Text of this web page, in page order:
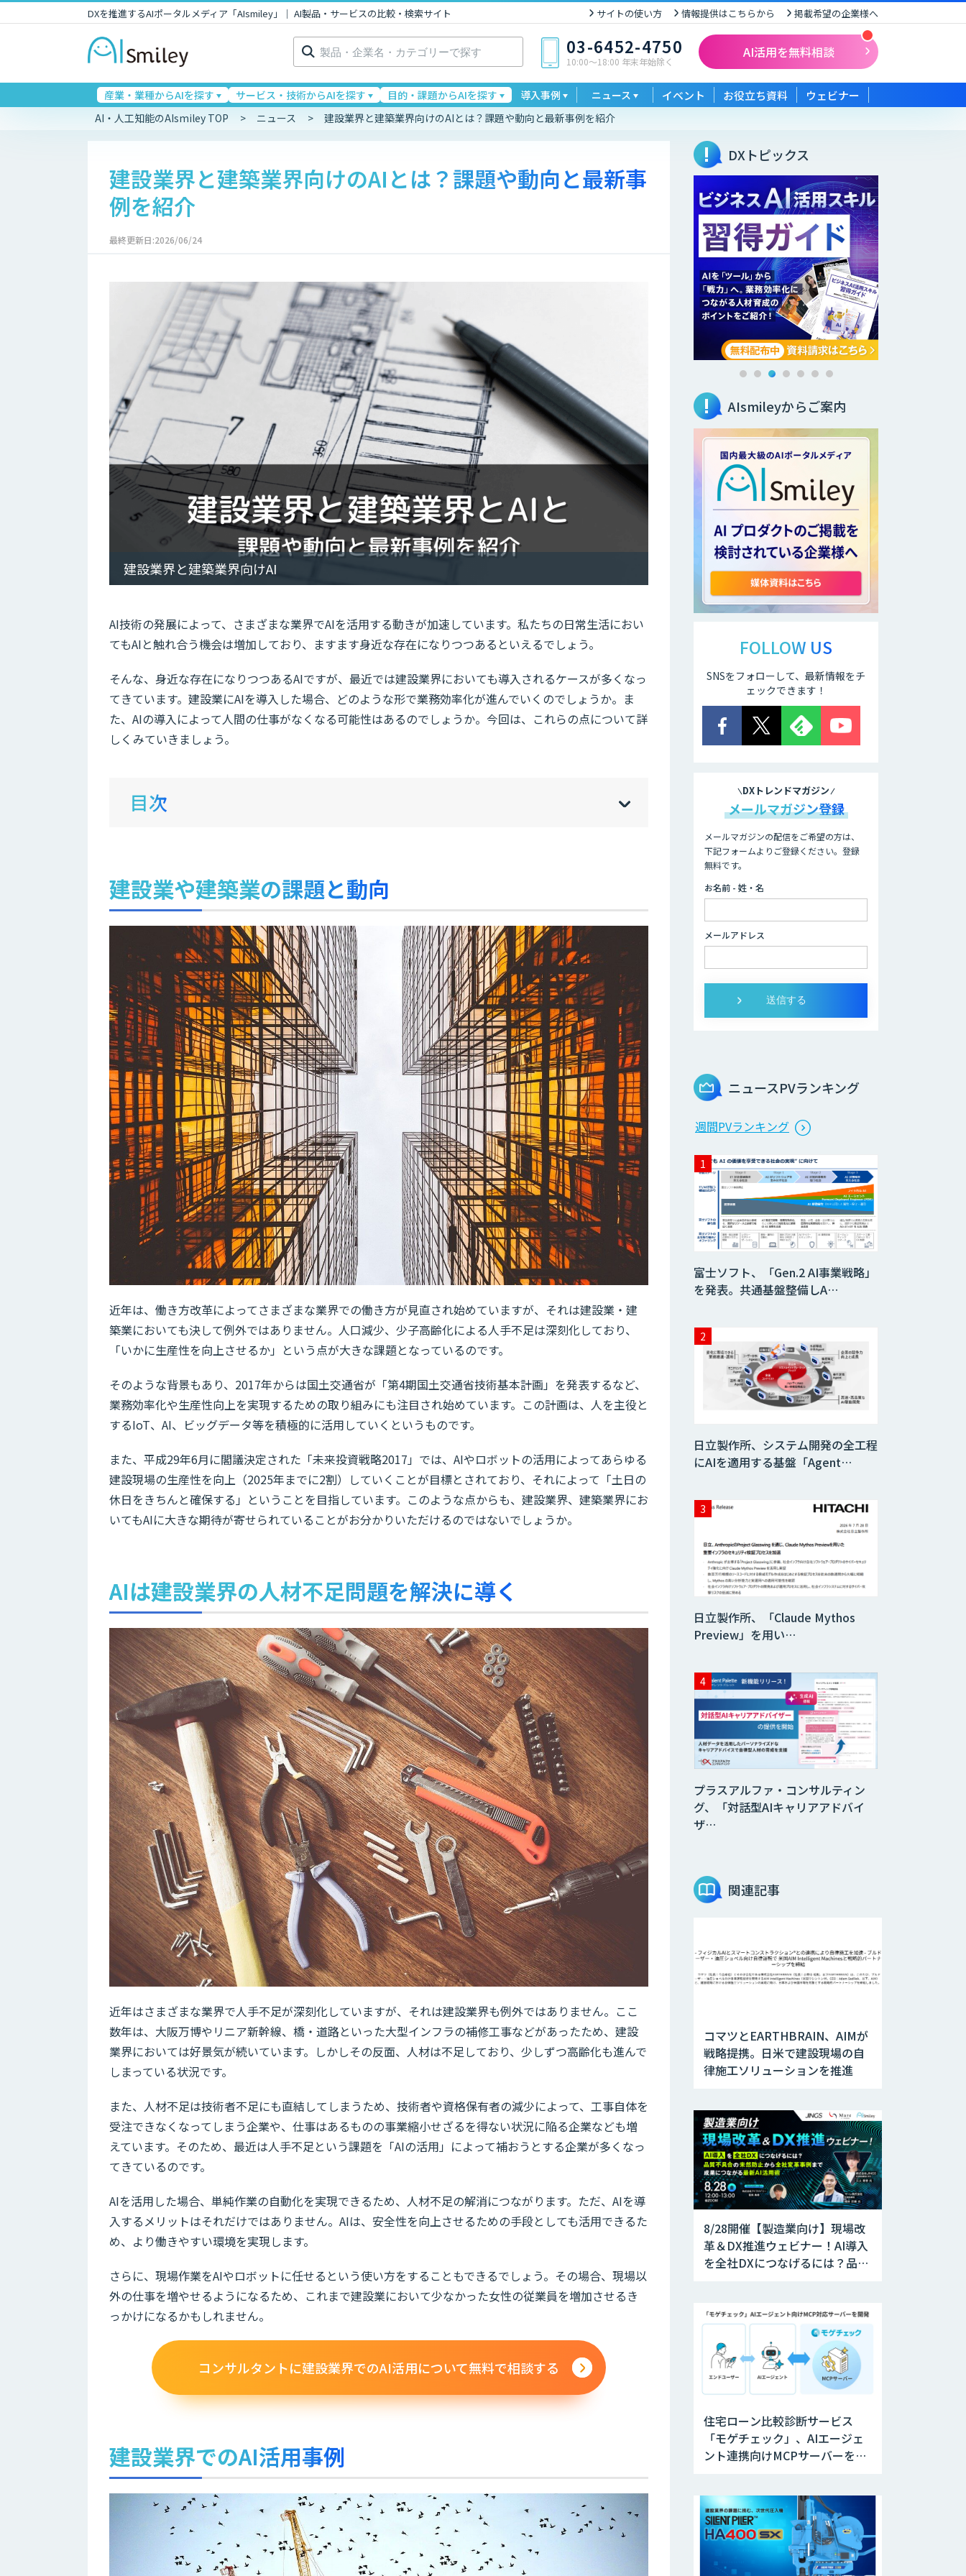
DXを推進するAIポータルメディア「AIsmiley」｜ AI製品・サービスの比較・検索サイト サイトの使い方 情報提供はこちらから 掲載希望の企業様へ
検
索: 03-6452-4750
10:00〜18:00 年末年始除く
AI活用を無料相談
産業・業種からAIを探す サービス・技術からAIを探す 目的・課題からAIを探す 導入事例 ニュース イベント お役立ち資料 ウェビナー
AI・人工知能のAIsmiley TOP ニュース 建設業界と建築業界向けのAIとは？課題や動向と最新事例を紹介
建設業界と建築業界向けのAIとは？課題や動向と最新事
例を紹介
最終更新日:2026/06/24
建設業界と建築業界向けAI
AI技術の発展によって、さまざまな業界でAIを活用する動きが加速しています。私たちの日常生活におい
てもAIと触れ合う機会は増加しており、ますます身近な存在になりつつあるといえるでしょう。
そんな、身近な存在になりつつあるAIですが、最近では建設業界においても導入されるケースが多くなっ
てきています。建設業にAIを導入した場合、どのような形で業務効率化が進んでいくのでしょうか。ま
た、AIの導入によって人間の仕事がなくなる可能性はあるのでしょうか。今回は、これらの点について詳
しくみていきましょう。
目次 [hi
]
[sh
]
建設業や建築業の課題と動向
近年は、働き方改革によってさまざまな業界での働き方が見直され始めていますが、それは建設業・建
築業においても決して例外ではありません。人口減少、少子高齢化による人手不足は深刻化しており、
「いかに生産性を向上させるか」という点が大きな課題となっているのです。
そのような背景もあり、2017年からは国土交通省が「第4期国土交通省技術基本計画」を発表するなど、
業務効率化や生産性向上を実現するための取り組みにも注目され始めています。この計画は、人を主役と
するIoT、AI、ビッグデータ等を積極的に活用していくというものです。
また、平成29年6月に閣議決定された「未来投資戦略2017」では、AIやロボットの活用によってあらゆる
建設現場の生産性を向上（2025年までに2割）していくことが目標とされており、それによって「土日の
休日をきちんと確保する」ということを目指しています。このような点からも、建設業界、建築業界にお
いてもAIに大きな期待が寄せられていることがお分かりいただけるのではないでしょうか。
AIは建設業界の人材不足問題を解決に導く
近年はさまざまな業界で人手不足が深刻化していますが、それは建設業界も例外ではありません。ここ
数年は、大阪万博やリニア新幹線、橋・道路といった大型インフラの補修工事などがあったため、建設
業界においては好景気が続いています。しかしその反面、人材は不足しており、少しずつ高齢化も進んで
しまっている状況です。
また、人材不足は技術者不足にも直結してしまうため、技術者や資格保有者の減少によって、工事自体を
受注できなくなってしまう企業や、仕事はあるものの事業縮小せざるを得ない状況に陥る企業なども増
えています。そのため、最近は人手不足という課題を「AIの活用」によって補おうとする企業が多くなっ
てきているのです。
AIを活用した場合、単純作業の自動化を実現できるため、人材不足の解消につながります。ただ、AIを導
入するメリットはそれだけではありません。AIは、安全性を向上させるための手段としても活用できるた
め、より働きやすい環境を実現します。
さらに、現場作業をAIやロボットに任せるという使い方をすることもできるでしょう。その場合、現場以
外の仕事を増やせるようになるため、これまで建設業において少なかった女性の従業員を増加させるき
っかけになるかもしれません。
コンサルタントに建設業界でのAI活用について無料で相談する
建設業界でのAI活用事例
DXトピックス
AIsmileyからご案内
FOLLOW US
SNSをフォローして、最新情報をチ
ェックできます！
DXトレンドマガジン
メールマガジン登録
メールマガジンの配信をご希望の方は、
下記フォームよりご登録ください。登録
無料です。
お名前 - 姓・名
メールアドレス
ニュースPVランキング
週間PVランキング
富士ソフト、「Gen.2 AI事業戦略」
を発表。共通基盤整備しA…
日立製作所、システム開発の全工程
にAIを適用する基盤「Agent…
日立製作所、「Claude Mythos
Preview」を用い…
プラスアルファ・コンサルティン
グ、「対話型AIキャリアアドバイ
ザ…
関連記事
コマツとEARTHBRAIN、AIMが
戦略提携。日米で建設現場の自
律施工ソリューションを推進
8/28開催【製造業向け】現場改
革＆DX推進ウェビナー！AI導入
を全社DXにつなげるには？品質
AI活用術
住宅ローン比較診断サービス
「モゲチェック」、AIエージェ
ント連携向けMCPサーバーを公